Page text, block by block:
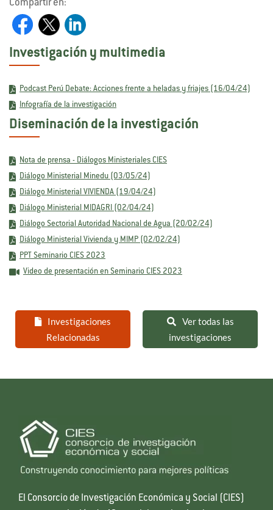
Compartir en:
Investigación y multimedia
Podcast Perú Debate: Acciones frente a heladas y friajes (16/04/24)
Infografía de la investigación
Diseminación de la investigación
Nota de prensa - Diálogos Ministeriales CIES
Diálogo Ministerial Minedu (03/05/24)
Diálogo Ministerial VIVIENDA (19/04/24)
Diálogo Ministerial MIDAGRI (02/04/24)
Diálogo Sectorial Autoridad Nacional de Agua (20/02/24)
Diálogo Ministerial Vivienda y MIMP (02/02/24)
PPT Seminario CIES 2023
Video de presentación en Seminario CIES 2023
Investigaciones
Relacionadas
Ver todas las
investigaciones
El Consorcio de Investigación Económica y Social (CIES)